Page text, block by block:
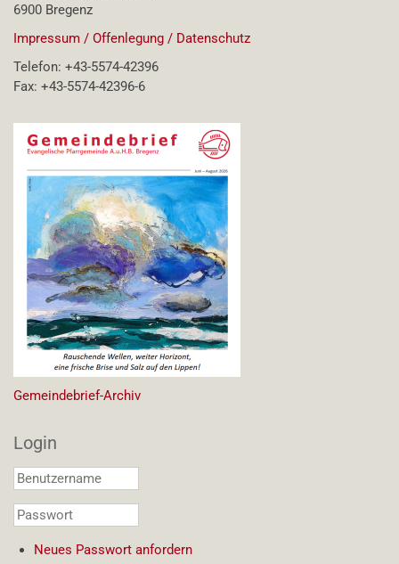
6900 Bregenz
Impressum / Offenlegung / Datenschutz
Telefon: +43-5574-42396
Fax: +43-5574-42396-6
Gemeindebrief-Archiv
Login
Benutzername
Passwort
Neues Passwort anfordern